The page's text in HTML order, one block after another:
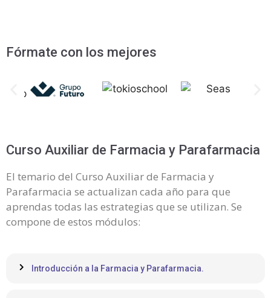
Fórmate con los mejores
Curso Auxiliar de Farmacia y Parafarmacia
El temario del Curso Auxiliar de Farmacia y
Parafarmacia se actualizan cada año para que
aprendas todas las estrategias que se utilizan. Se
compone de estos módulos:
Introducción a la Farmacia y Parafarmacia.